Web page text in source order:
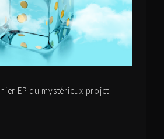
EP du mystérieux projet